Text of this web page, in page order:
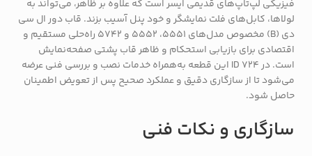
فیزیکی لپ‌تاپ‌های قدیمی ایسر است که علاوه بر ظاهر، می‌تواند به
لولاها، کابل‌های فلت نمایشگر و خود پنل آسیب بزند. قاب دور ال سی
دی (B) مخصوص مدل‌های 5551، 5552 و 5742 راه‌حلی مستقیم و
اقتصادی برای بازیابی استحکام و ظاهر قاب پشتی صفحه‌نمایش
است. در ID 724 این قطعه به‌همراه خدمات نصب و بررسی فنی عرضه
می‌شود تا از سازگاری دقیق و عملکرد صحیح پس از تعویض اطمینان
حاصل شود.
سازگاری و نکات فنی